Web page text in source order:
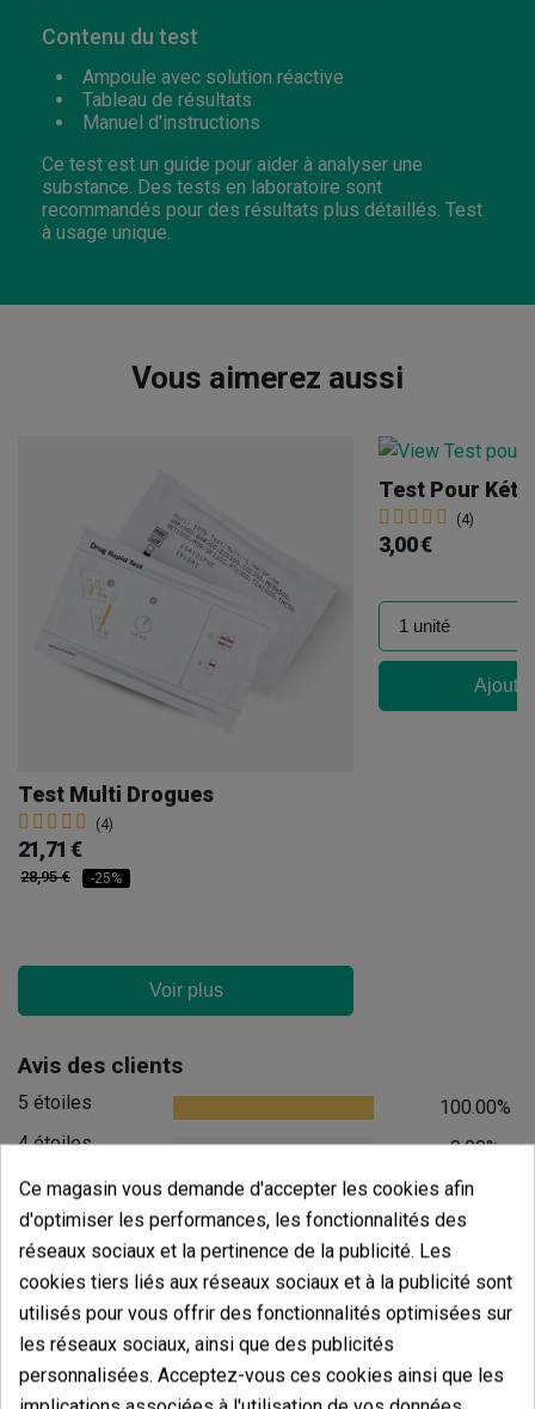
Contenu du test
Ampoule avec solution réactive
Tableau de résultats
Manuel d'instructions
Ce test est un guide pour aider à analyser une
substance. Des tests en laboratoire sont
recommandés pour des résultats plus détaillés. Test
à usage unique.
Vous aimerez aussi
Test Multi Drogues
(4)
21,71 €
28,95 € -25%
Voir plus
Test Pour
(4)
3,00 €
Avis des clients
5 étoiles
100.00%
4 étoiles
0.00%
3 étoiles
0.00%
2 étoiles
0.00%
1 étoiles
0.00%
Écrivez votre commentaire
5de5
3 Valorisations globales
Ce magasin vous demande d'accepter les cookies afin
d'optimiser les performances, les fonctionnalités des
réseaux sociaux et la pertinence de la publicité. Les
cookies tiers liés aux réseaux sociaux et à la publicité sont
utilisés pour vous offrir des fonctionnalités optimisées sur
les réseaux sociaux, ainsi que des publicités
personnalisées. Acceptez-vous ces cookies ainsi que les